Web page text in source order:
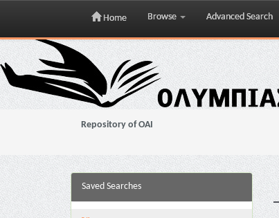
Skip
navigation
Home Browse Advanced Search
Repository of OAI
Saved Searches